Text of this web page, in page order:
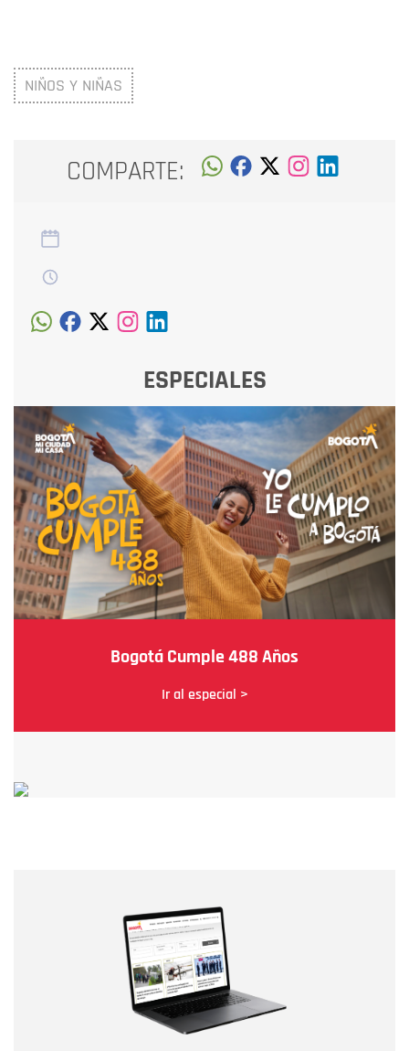
NIÑOS Y NIÑAS
COMPARTE:
ESPECIALES
Bogotá Cumple 488 Años
Ir al especial >
Correo electrónico
Tipo de comentario